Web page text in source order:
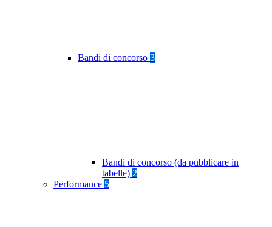
Bandi di concorso 3
Bandi di concorso (da pubblicare in
tabelle) 2
Performance 5